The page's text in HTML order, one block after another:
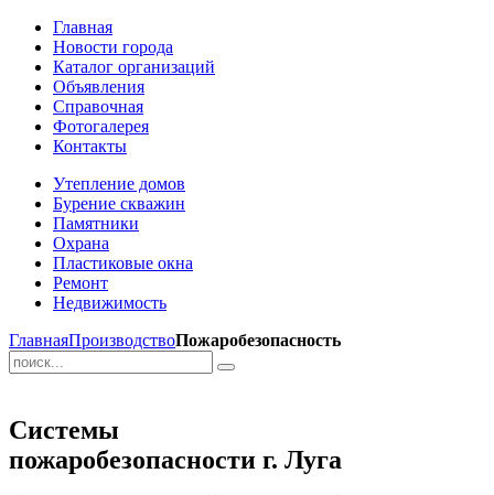
Главная
Новости города
Каталог организаций
Объявления
Справочная
Фотогалерея
Контакты
Утепление домов
Бурение скважин
Памятники
Охрана
Пластиковые окна
Ремонт
Недвижимость
ГлавнаяПроизводствоПожаробезопасность
Системы
пожаробезопасности г. Луга